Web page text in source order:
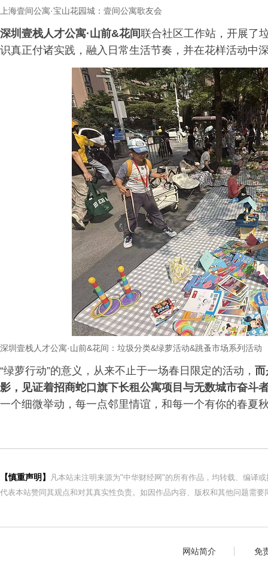
上海壹间公寓·宝山花园城：壹间公寓歌友会
深圳壹栈人才公寓·山前&花间联合社区工作站，开展了
识真正付诸实践，融入日常生活节奏，并在花样活动中
深圳壹栈人才公寓·山前&花间：垃圾分类&绿萝活动&跳蚤市场系列活动
“绿萝行动”的意义，从来不止于一场春日限定的活动， 而
影，见证着招商蛇口旗下长租公寓项目与无数城市奋斗
一个细微举动，每一点邻里情谊，和每一个有你的春夏
【慎重声明】
凡本站未注明来源为"中华财经网"的所有作品，均转载、编译
代表本站赞同其观点和对其真实性负责。如因作品内容、版权和其他问题需
网站简介 免